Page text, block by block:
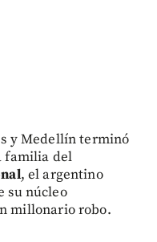
y Medellín terminó
familia del
, el argentino
su núcleo
millonario robo.